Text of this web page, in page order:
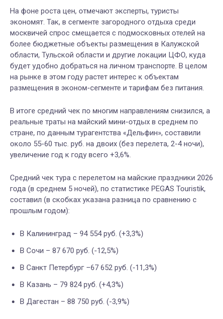
На фоне роста цен, отмечают эксперты, туристы
экономят. Так, в сегменте загородного отдыха среди
москвичей спрос смещается с подмосковных отелей на
более бюджетные объекты размещения в Калужской
области, Тульской области и другие локации ЦФО, куда
будет удобно добраться на личном транспорте. В целом
на рынке в этом году растет интерес к объектам
размещения в эконом-сегменте и тарифам без питания.
В итоге средний чек по многим направлениям снизился, а
реальные траты на майский мини-отдых в среднем по
стране, по данным турагентства «Дельфин», составили
около 55-60 тыс. руб. на двоих (без перелета, 2-4 ночи),
увеличение год к году всего +3,6%.
Средний чек тура с перелетом на майские праздники 2026
года (в среднем 5 ночей), по статистике PEGAS Touristik,
составил (в скобках указана разница по сравнению с
прошлым годом):
В Калининград – 94 554 руб. (+3,3%)
В Сочи – 87 670 руб. (-12,5%)
В Санкт Петербург –67 652 руб. (-11,3%)
В Казань – 79 824 руб. (+4,3%)
В Дагестан – 88 750 руб. (-3,9%)